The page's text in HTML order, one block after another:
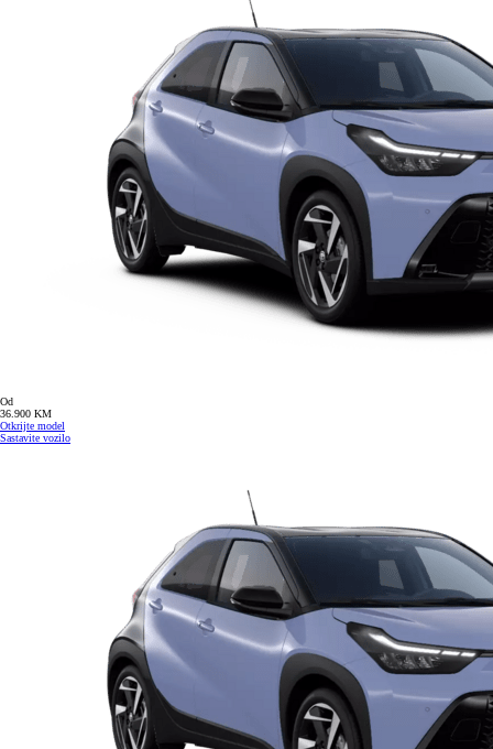
Od
36.900 KM
Otkrijte model
Sastavite vozilo